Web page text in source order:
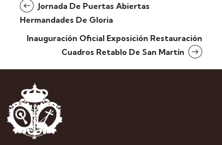
Jornada De Puertas Abiertas
Hermandades De Gloria
Inauguración Oficial Exposición Restauración
Cuadros Retablo De San Martín